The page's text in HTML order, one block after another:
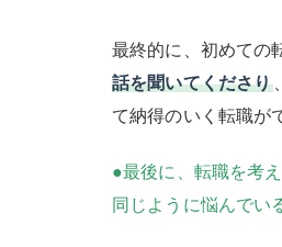
最終的に、初めての
話を聞いてくださり
て納得のいく転職が
●最後に、転職を考
同じように悩んでい